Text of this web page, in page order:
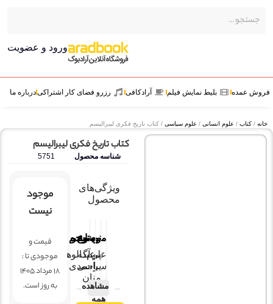
ورود و عضویت
عمده بلیط نمایش فیلم آرادکافی رزرو فضای کار اشتراکی درباره ما
/کتاب /علوم انسانی/علوم سیاسی/ کتاب تاریخ فکری لیبرالیسم
کتاب تاریخ فکری لیبرالیسم
شناسه محصول 5751
ویژگی‌های
محصول
موضوع
علوم
سیاسی
نویسنده
پی
یر
منان
مترجم
عبدالوهاب
احمدی
ناشر
آگه
مشاهده
همه
موجود
نیست
قیمت و
موجودی تا :
18 مرداد 1405
به روز است.